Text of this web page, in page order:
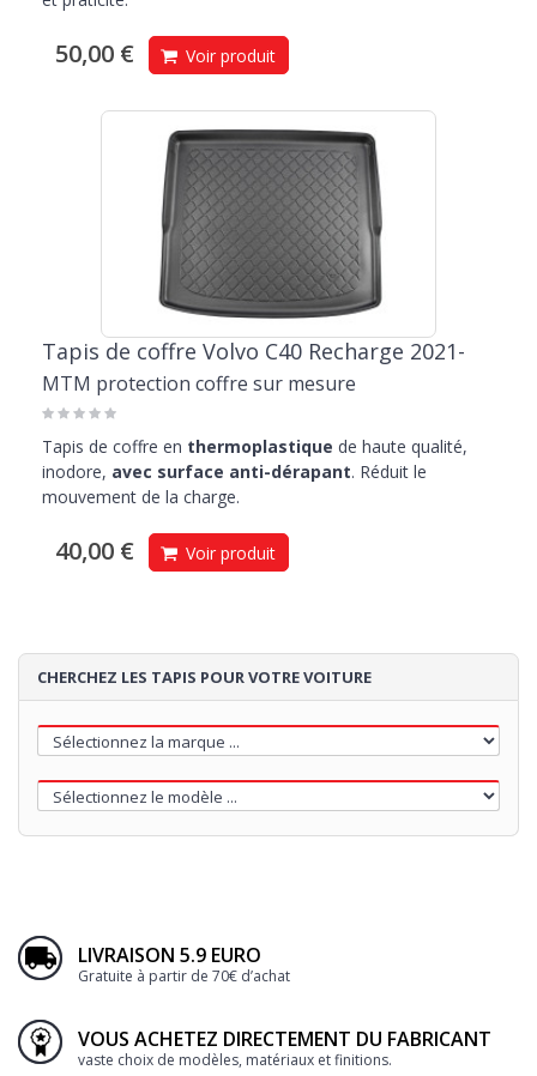
50,00 € Voir produit
Tapis de coffre Volvo C40 Recharge 2021-
MTM protection coffre sur mesure
Tapis de coffre en thermoplastique de haute qualité,
inodore, avec surface anti-dérapant. Réduit le
mouvement de la charge.
40,00 € Voir produit
CHERCHEZ LES TAPIS POUR VOTRE VOITURE
LIVRAISON 5.9 EURO
Gratuite à partir de 70€ d’achat
VOUS ACHETEZ DIRECTEMENT DU FABRICANT
vaste choix de modèles, matériaux et finitions.